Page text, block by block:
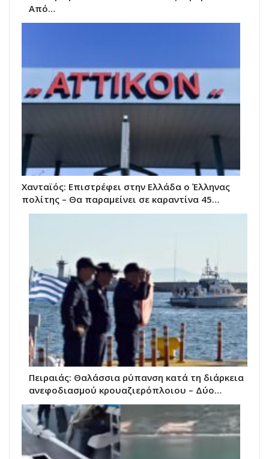
Από…
Χανταϊός: Επιστρέφει στην Ελλάδα ο Έλληνας
πολίτης – Θα παραμείνει σε καραντίνα 45…
Πειραιάς: Θαλάσσια ρύπανση κατά τη διάρκεια
ανεφοδιασμού κρουαζιερόπλοιου – Δύο…